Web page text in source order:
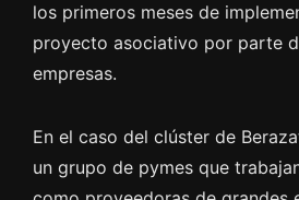
los primeros meses de
proyecto asociativo por parte
empresas.
En el caso del clúster de
un grupo de pymes que